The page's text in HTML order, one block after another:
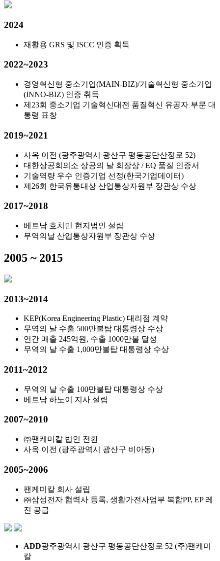
2024
재활용 GRS 및 ISCC 인증 획득
2022~2023
경영혁신형 중소기업(MAIN-BIZ)/기술혁신형 중소기업
(INNO-BIZ) 인증 취득
제23회 중소기업 기술혁신대전 품질혁신 유공자 부문 대
통령 표창
2019~2021
사옥 이전 (광주광역시 광산구 평동공단산정로 52)
대한상공회의소 상공의 날 회장상 / EQ 품질 인증서
기술역량 우수 인증기업 선정(한국기업데이터)
제26회 한국유통대상 산업통상자원부 장관상 수상
2017~2018
베트남 호치민 현지법인 설립
무역의날 산업통상자원부 장관상 수상
2005 ~ 2015
2013~2014
KEP(Korea Engineering Plastic) 대리점 계약
무역의 날 수출 500만불탑 대통령상 수상
연간 매출 245억원, 수출 1000만불 달성
무역의 날 수출 1,000만불탑 대통령상 수상
2011~2012
무역의 날 수출 100만불탑 대통령상 수상
베트남 하노이 지사 설립
2007~2010
㈜팬케미칼 법인 전환
사옥 이전 (광주광역시 광산구 비아동)
2005~2006
팬케미칼 회사 설립
㈜삼성전자 협력사 등록, 생활가전사업부 복합PP, EP 레
진 공급
ADD광주광역시 광산구 평동공단산정로 52 (주)팬케미
칼